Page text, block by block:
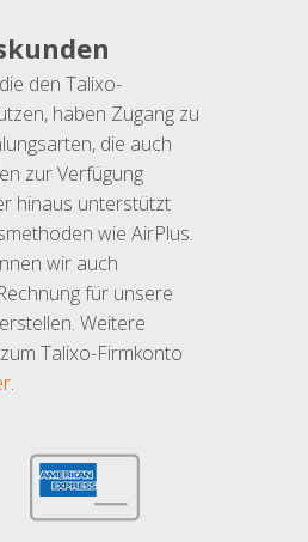
den Talixo-
haben Zugang zu
die auch
zur Verfügung
hinaus unterstützt
wie AirPlus.
wir auch
für unsere
Weitere
Talixo-Firmkonto
.